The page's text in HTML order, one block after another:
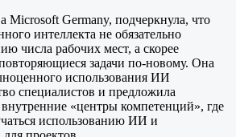
Microsoft Germany, подчеркнула, что
интеллекта не обязательно
числа рабочих мест, а скорее
задачи по-новому. Она
использования ИИ
специалистов и предложила
«центры компетенций», где
использованию ИИ и